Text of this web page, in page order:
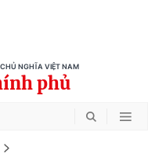
NGHĨA VIỆT NAM
phủ